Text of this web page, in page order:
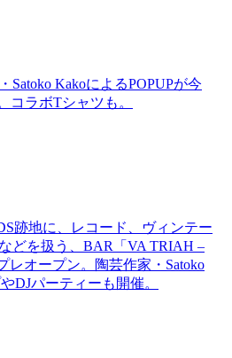
Satoko KakoによるPOPUPが今
コラボTシャツも。
跡地に、レコード、ヴィンテー
どを扱う、BAR「VA TRIAH –
レオープン。陶芸作家・Satoko
DJパーティーも開催。